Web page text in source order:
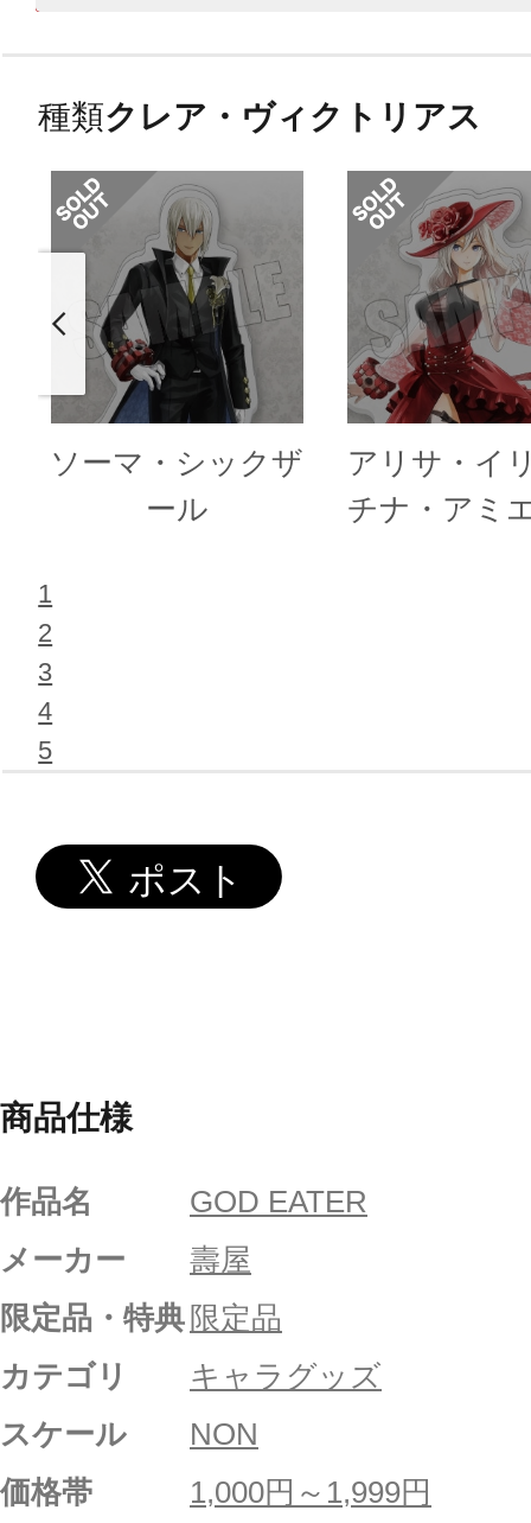
種類クレア・ヴィクトリアス
ソーマ・シックザ
ール
アリサ・イ
チナ・アミ
1
2
3
4
5
商品仕様
作品名
GOD EATER
メーカー
壽屋
限定品・特典 限定品
カテゴリ
キャラグッズ
スケール
NON
価格帯
1,000円～1,999円